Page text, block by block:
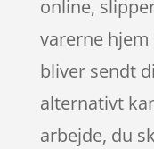
online,
varerne
bliver sendt
alternativt
arbejde, du